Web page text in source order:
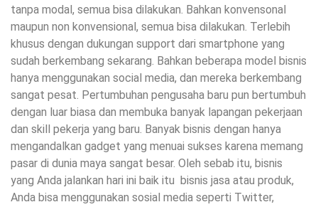
tanpa modal, semua bisa dilakukan. Bahkan konvensonal
maupun non konvensional, semua bisa dilakukan. Terlebih
khusus dengan dukungan support dari smartphone yang
sudah berkembang sekarang. Bahkan beberapa model bisnis
hanya menggunakan social media, dan mereka berkembang
sangat pesat. Pertumbuhan pengusaha baru pun bertumbuh
dengan luar biasa dan membuka banyak lapangan pekerjaan
dan skill pekerja yang baru. Banyak bisnis dengan hanya
mengandalkan gadget yang menuai sukses karena memang
pasar di dunia maya sangat besar. Oleh sebab itu, bisnis
yang Anda jalankan hari ini baik itu bisnis jasa atau produk,
Anda bisa menggunakan sosial media seperti Twitter,